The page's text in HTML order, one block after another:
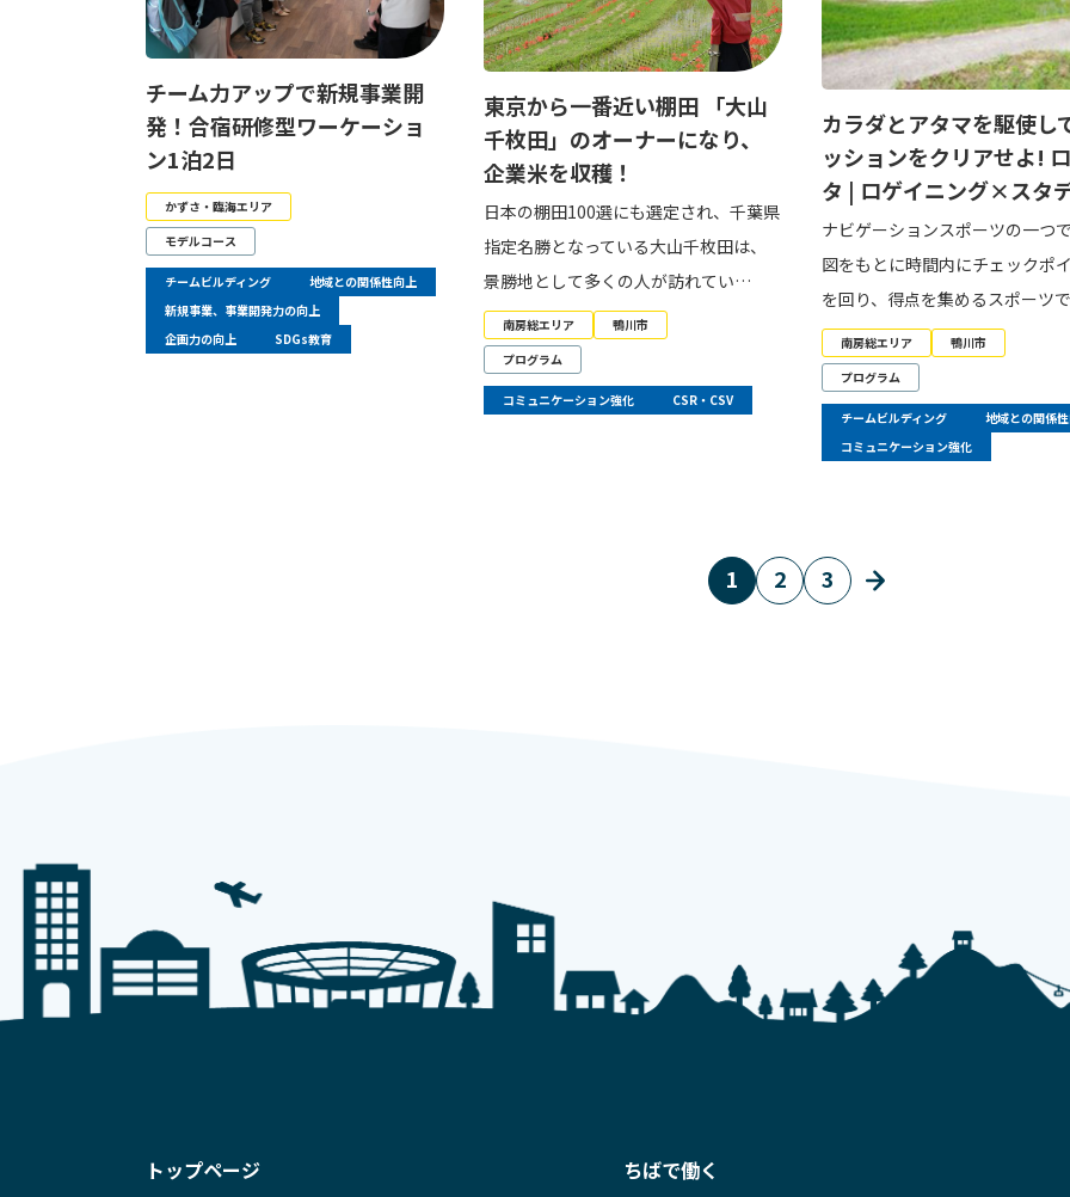
チーム力アップで新規事業開
発！合宿研修型ワーケーショ
ン1泊2日
かずさ・臨海エリア
モデルコース
チームビルディング
地域との関係性向上
新規事業、事業開発力の向上
企画力の向上
SDGs教育
東京から一番近い棚田 「大山
千枚田」のオーナーになり、
企業米を収穫！
日本の棚田100選にも選定され、千葉県
指定名勝となっている大山千枚田は、
景勝地として多くの人が訪れてい…
南房総エリア
鴨川市
プログラム
コミュニケーション強化 CSR・CSV
カラダとアタマを駆使し
ッションをクリアせよ!
タ | ロゲイニング×スタ
ナビゲーションスポーツの一つ
図をもとに時間内にチェックポ
を回り、得点を集めるスポーツ
南房総エリア
鴨川市
プログラム
チームビルディング
地域との関係
コミュニケーション強化
1 2 3
トップページ
ちばで働く